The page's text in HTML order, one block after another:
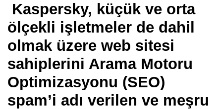
Kaspersky, küçük ve orta
ölçekli işletmeler de dahil
olmak üzere web sitesi
sahiplerini Arama Motoru
Optimizasyonu (SEO)
spam’i adı verilen ve meşru